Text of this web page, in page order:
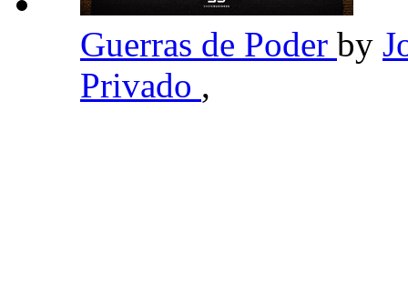
Guerras de Poder by
Privado ,